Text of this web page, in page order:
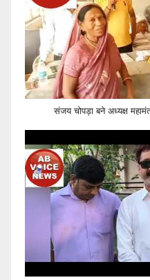
संजय चोपड़ा बने अध्यक्ष